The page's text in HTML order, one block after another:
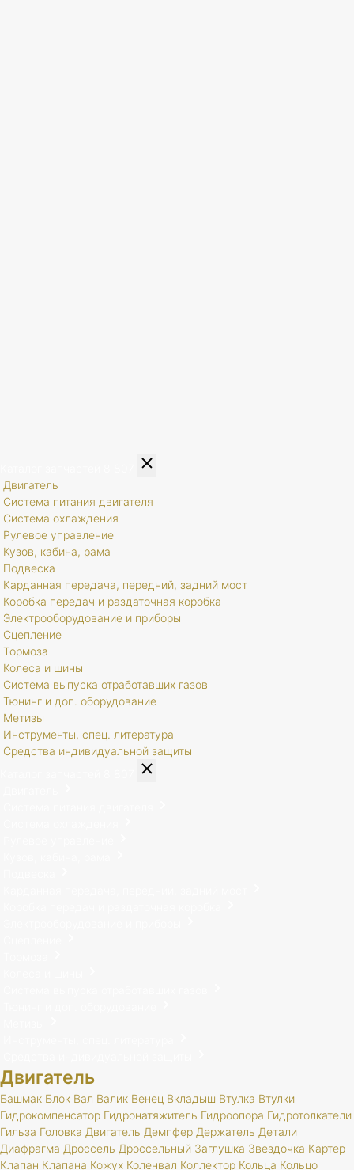
Двигатель
Система питания двигателя
Система охлаждения
Рулевое управление
Кузов, кабина, рама
Подвеска
Карданная передача, передний, задний мост
Коробка передач и раздаточная коробка
Электрооборудование и приборы
Сцепление
Тормоза
Колеса и шины
Система выпуска отработавших газов
Тюнинг и доп. оборудование
Метизы
Инструменты, спец. литература
Средства индивидуальной защиты
Двигатель
Башмак Блок Вал Валик Венец Вкладыш Втулка Втулки
Гидрокомпенсатор Гидронатяжитель Гидроопора Гидротолкатели
Гильза Головка Двигатель Демпфер Держатель Детали
Диафрагма Дроссель Дроссельный Заглушка Звездочка Картер
Клапан Клапана Кожух Коленвал Коллектор Кольца Кольцо